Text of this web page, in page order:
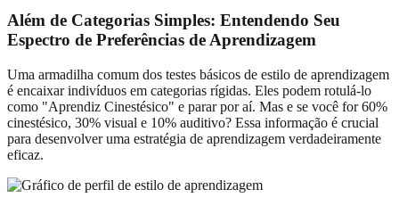
Além de Categorias Simples: Entendendo Seu
Espectro de Preferências de Aprendizagem
Uma armadilha comum dos testes básicos de estilo de aprendizagem
é encaixar indivíduos em categorias rígidas. Eles podem rotulá-lo
como "Aprendiz Cinestésico" e parar por aí. Mas e se você for 60%
cinestésico, 30% visual e 10% auditivo? Essa informação é crucial
para desenvolver uma estratégia de aprendizagem verdadeiramente
eficaz.